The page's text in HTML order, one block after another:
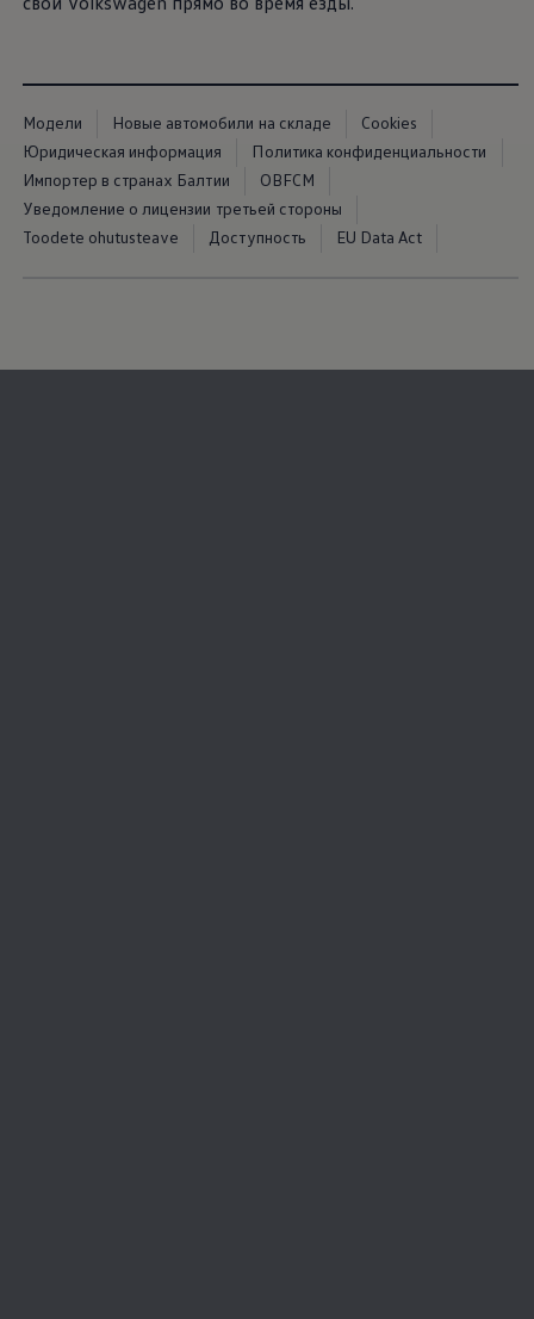
Модели Новые автомобили на складе
Cookies
Юридическая информация
Политика конфиденциальности
Импортер в странах Балтии
OBFCM
Уведомление о лицензии третьей стороны
Toodete ohutusteave
Доступность EU Data Act